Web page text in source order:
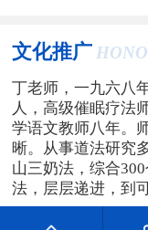
文化推广
丁老师，一九六八
人，高级催眠疗法
学语文教师八年。
晰。从事道法研究
山三奶法，综合
法，层层递进，到